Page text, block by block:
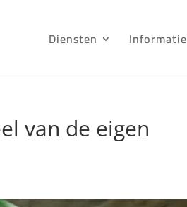
Diensten Informatie
van de eigen